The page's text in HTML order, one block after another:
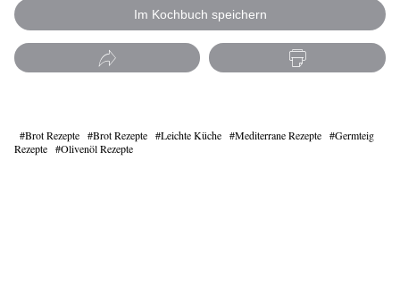
Im Kochbuch speichern
Brot Rezepte Brot Rezepte Leichte Küche Mediterrane Rezepte
Germteig
Rezepte
Olivenöl Rezepte